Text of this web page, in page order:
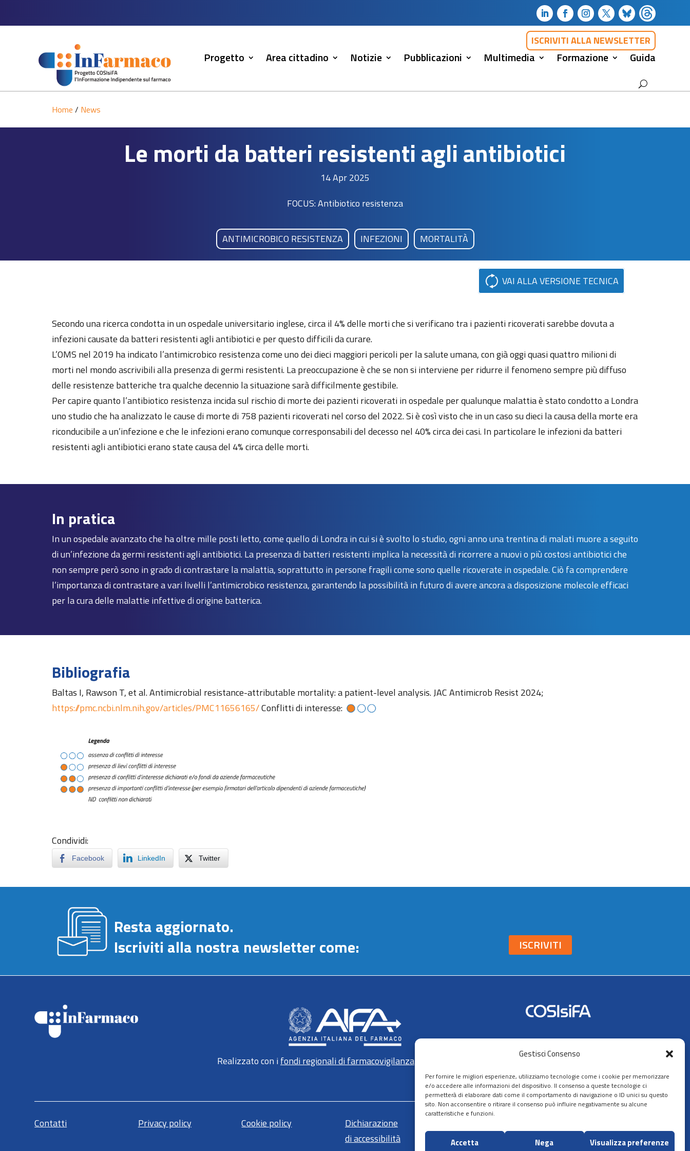
Gestisci Consenso
Per fornire le migliori esperienze, utilizziamo tecnologie come i cookie per memorizzare
e/o accedere alle informazioni del dispositivo. Il consenso a queste tecnologie ci
permetterà di elaborare dati come il comportamento di navigazione o ID unici su questo
sito. Non acconsentire o ritirare il consenso può influire negativamente su alcune
caratteristiche e funzioni.
Accetta Nega Visualizza preferenze
ISCRIVITI ALLA NEWSLETTER
Progetto Area cittadino Notizie Pubblicazioni Multimedia Formazione Guida
Home / News
Le morti da batteri resistenti agli antibiotici
14 Apr 2025
FOCUS: Antibiotico resistenza
ANTIMICROBICO RESISTENZA INFEZIONI MORTALITÀ
VAI ALLA VERSIONE TECNICA
Secondo una ricerca condotta in un ospedale universitario inglese, circa il 4% delle morti che si verificano tra i pazienti ricoverati sarebbe dovuta a
infezioni causate da batteri resistenti agli antibiotici e per questo difficili da curare.
L’OMS nel 2019 ha indicato l’antimicrobico resistenza come uno dei dieci maggiori pericoli per la salute umana, con già oggi quasi quattro milioni di
morti nel mondo ascrivibili alla presenza di germi resistenti. La preoccupazione è che se non si interviene per ridurre il fenomeno sempre più diffuso
delle resistenze batteriche tra qualche decennio la situazione sarà difficilmente gestibile.
Per capire quanto l’antibiotico resistenza incida sul rischio di morte dei pazienti ricoverati in ospedale per qualunque malattia è stato condotto a Londra
uno studio che ha analizzato le cause di morte di 758 pazienti ricoverati nel corso del 2022. Si è così visto che in un caso su dieci la causa della morte era
riconducibile a un’infezione e che le infezioni erano comunque corresponsabili del decesso nel 40% circa dei casi. In particolare le infezioni da batteri
resistenti agli antibiotici erano state causa del 4% circa delle morti.
In pratica
In un ospedale avanzato che ha oltre mille posti letto, come quello di Londra in cui si è svolto lo studio, ogni anno una trentina di malati muore a seguito
di un’infezione da germi resistenti agli antibiotici. La presenza di batteri resistenti implica la necessità di ricorrere a nuovi o più costosi antibiotici che
non sempre però sono in grado di contrastare la malattia, soprattutto in persone fragili come sono quelle ricoverate in ospedale. Ciò fa comprendere
l’importanza di contrastare a vari livelli l’antimicrobico resistenza, garantendo la possibilità in futuro di avere ancora a disposizione molecole efficaci
per la cura delle malattie infettive di origine batterica.
Bibliografia
Baltas I, Rawson T, et al. Antimicrobial resistance-attributable mortality: a patient-level analysis. JAC Antimicrob Resist 2024;
https://pmc.ncbi.nlm.nih.gov/articles/PMC11656165/Conflitti di interesse:
Condividi:
Facebook LinkedIn Twitter
Resta aggiornato.
Iscriviti alla nostra newsletter come:
ISCRIVITI
Realizzato con ifondi regionali di farmacovigilanzagestiti da AIFA
Seguici su:
Contatti Privacy policy Cookie policy
Dichiarazione
di accessibilità